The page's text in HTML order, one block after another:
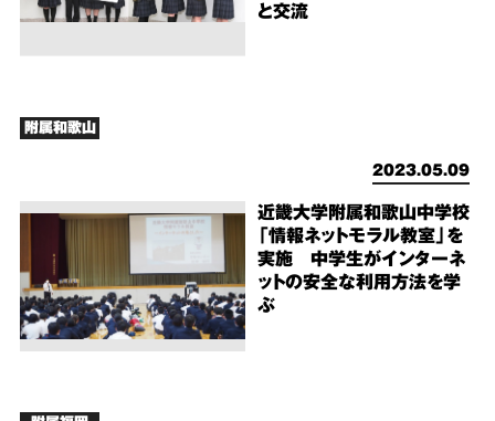
と交流
附属和歌山
2023.05.09
近畿大学附属和歌山中学校
「情報ネットモラル教室」を
実施 中学生がインターネ
ットの安全な利用方法を学
ぶ